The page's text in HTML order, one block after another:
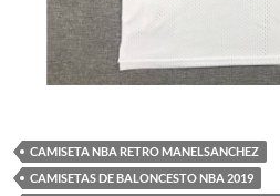
CAMISETA NBA RETRO MANELSANCHEZ
CAMISETAS DE BALONCESTO NBA 2019